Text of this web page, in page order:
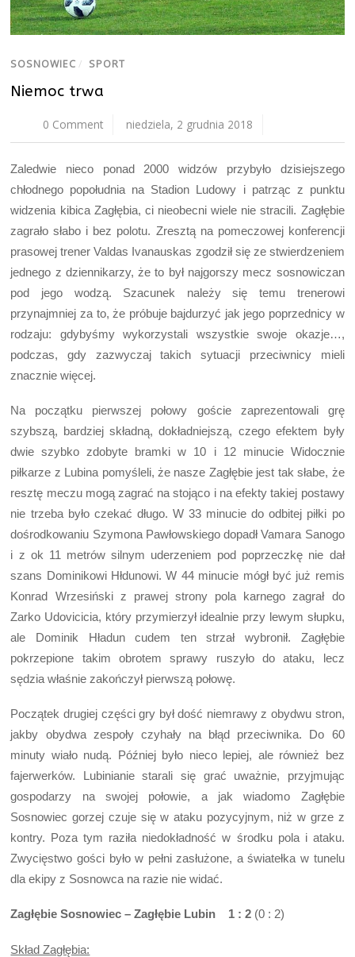
SOSNOWIEC / SPORT
Niemoc trwa
0 Comment niedziela, 2 grudnia 2018
Zaledwie nieco ponad 2000 widzów przybyło dzisiejszego
chłodnego popołudnia na Stadion Ludowy i patrząc z punktu
widzenia kibica Zagłębia, ci nieobecni wiele nie stracili. Zagłębie
zagrało słabo i bez polotu. Zresztą na pomeczowej konferencji
prasowej trener Valdas Ivanauskas zgodził się ze stwierdzeniem
jednego z dziennikarzy, że to był najgorszy mecz sosnowiczan
pod jego wodzą. Szacunek należy się temu trenerowi
przynajmniej za to, że próbuje bajdurzyć jak jego poprzednicy w
rodzaju: gdybyśmy wykorzystali wszystkie swoje okazje…,
podczas, gdy zazwyczaj takich sytuacji przeciwnicy mieli
znacznie więcej.
Na początku pierwszej połowy goście zaprezentowali grę
szybszą, bardziej składną, dokładniejszą, czego efektem były
dwie szybko zdobyte bramki w 10 i 12 minucie Widocznie
piłkarze z Lubina pomyśleli, że nasze Zagłębie jest tak słabe, że
resztę meczu mogą zagrać na stojąco i na efekty takiej postawy
nie trzeba było czekać długo. W 33 minucie do odbitej piłki po
dośrodkowaniu Szymona Pawłowskiego dopadł Vamara Sanogo
i z ok 11 metrów silnym uderzeniem pod poprzeczkę nie dał
szans Dominikowi Hłdunowi. W 44 minucie mógł być już remis
Konrad Wrzesiński z prawej strony pola karnego zagrał do
Zarko Udovicicia, który przymierzył idealnie przy lewym słupku,
ale Dominik Hładun cudem ten strzał wybronił. Zagłębie
pokrzepione takim obrotem sprawy ruszyło do ataku, lecz
sędzia właśnie zakończył pierwszą połowę.
Początek drugiej części gry był dość niemrawy z obydwu stron,
jakby obydwa zespoły czyhały na błąd przeciwnika. Do 60
minuty wiało nudą. Później było nieco lepiej, ale również bez
fajerwerków. Lubinianie starali się grać uważnie, przyjmując
gospodarzy na swojej połowie, a jak wiadomo Zagłębie
Sosnowiec gorzej czuje się w ataku pozycyjnym, niż w grze z
kontry. Poza tym raziła niedokładność w środku pola i ataku.
Zwycięstwo gości było w pełni zasłużone, a światełka w tunelu
dla ekipy z Sosnowca na razie nie widać.
Zagłębie Sosnowiec – Zagłębie Lubin 1 : 2 (0 : 2)
Skład Zagłębia: